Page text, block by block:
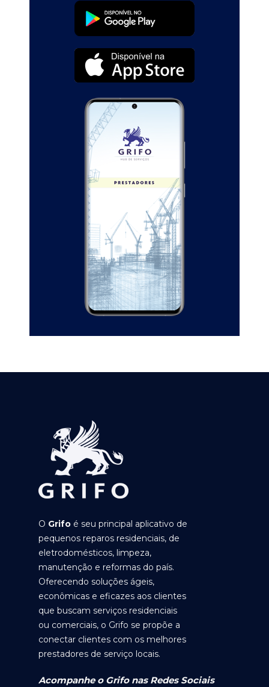
O Grifo é seu principal aplicativo de
pequenos reparos residenciais, de
eletrodomésticos, limpeza,
manutenção e reformas do país.
Oferecendo soluções ágeis,
econômicas e eficazes aos clientes
que buscam serviços residenciais
ou comerciais, o Grifo se propõe a
conectar clientes com os melhores
prestadores de serviço locais.
Acompanhe o Grifo nas Redes Sociais